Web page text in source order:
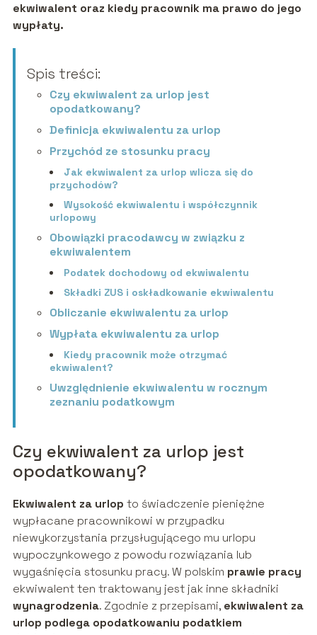
ekwiwalent oraz kiedy pracownik ma prawo do jego
wypłaty.
Spis treści:
Czy ekwiwalent za urlop jest
opodatkowany?
Definicja ekwiwalentu za urlop
Przychód ze stosunku pracy
Jak ekwiwalent za urlop wlicza się do
przychodów?
Wysokość ekwiwalentu i współczynnik
urlopowy
Obowiązki pracodawcy w związku z
ekwiwalentem
Podatek dochodowy od ekwiwalentu
Składki ZUS i oskładkowanie ekwiwalentu
Obliczanie ekwiwalentu za urlop
Wypłata ekwiwalentu za urlop
Kiedy pracownik może otrzymać
ekwiwalent?
Uwzględnienie ekwiwalentu w rocznym
zeznaniu podatkowym
Czy ekwiwalent za urlop jest
opodatkowany?
Ekwiwalent za urlop to świadczenie pieniężne
wypłacane pracownikowi w przypadku
niewykorzystania przysługującego mu urlopu
wypoczynkowego z powodu rozwiązania lub
wygaśnięcia stosunku pracy. W polskim prawie pracy
ekwiwalent ten traktowany jest jak inne składniki
wynagrodzenia. Zgodnie z przepisami, ekwiwalent za
urlop podlega opodatkowaniu podatkiem